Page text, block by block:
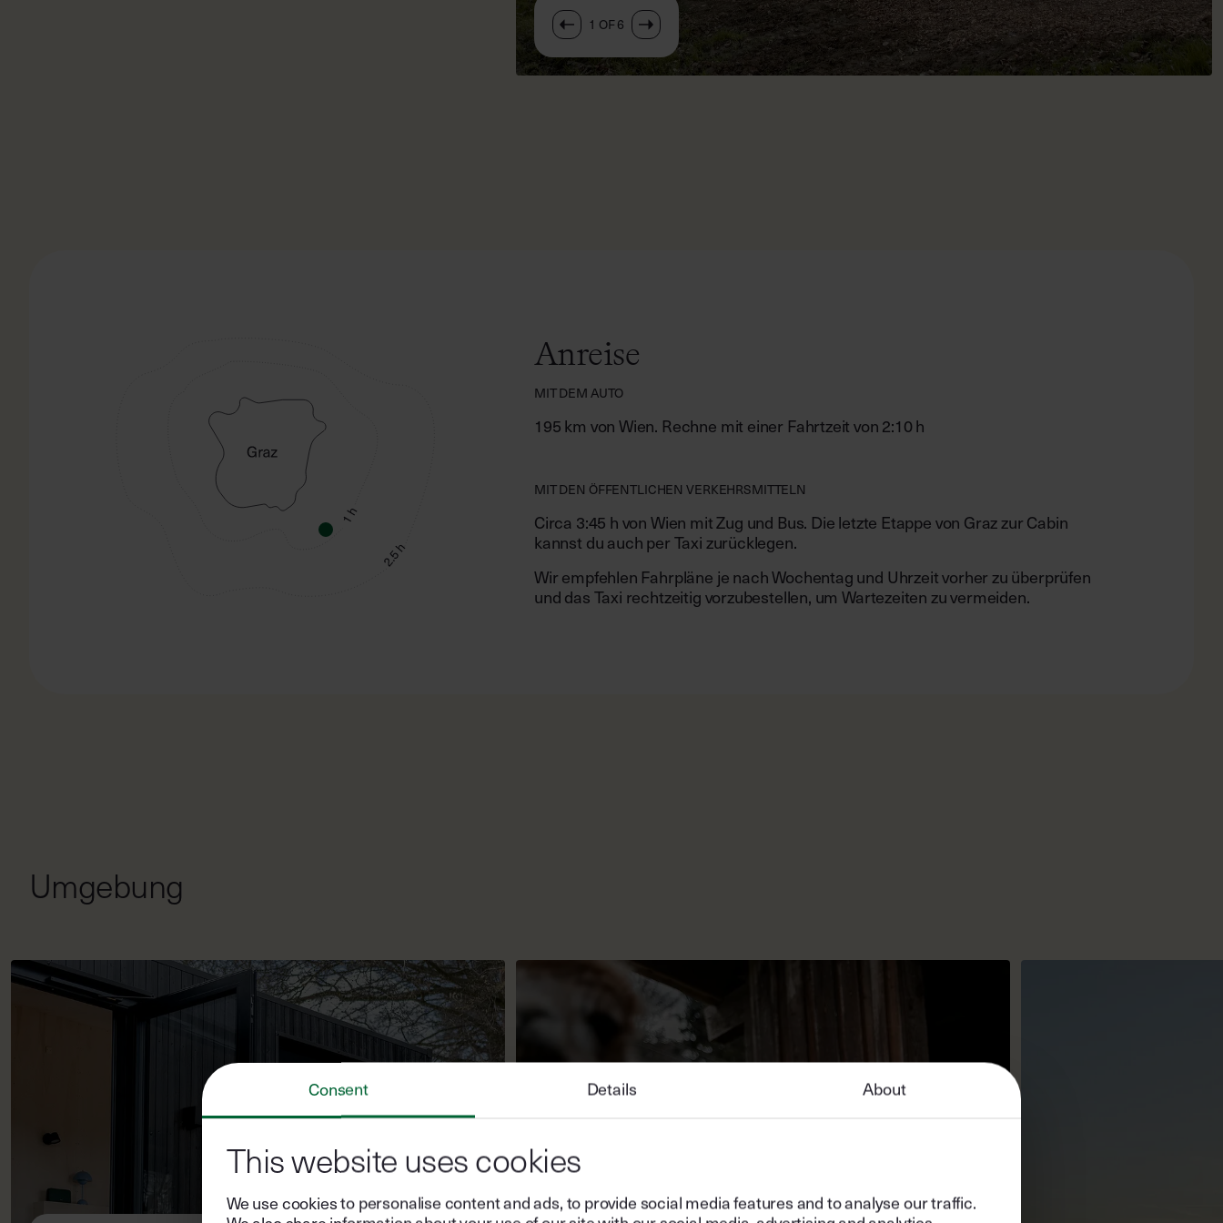
Consent Details About
This website uses cookies
We use cookies to personalise content and ads, to provide social media features and to analyse our traffic.
1 OF6
Anreise
MIT DEM AUTO
195 km von Wien. Rechne mit einer Fahrtzeit von 2:10 h
MIT DEN ÖFFENTLICHEN VERKEHRSMITTELN
Circa 3:45 h von Wien mit Zug und Bus. Die letzte Etappe von Graz zur Cabin
kannst du auch per Taxi zurücklegen.
Wir empfehlen Fahrpläne je nach Wochentag und Uhrzeit vorher zu überprüfen
und das Taxi rechtzeitig vorzubestellen, um Wartezeiten zu vermeiden.
Umgebung